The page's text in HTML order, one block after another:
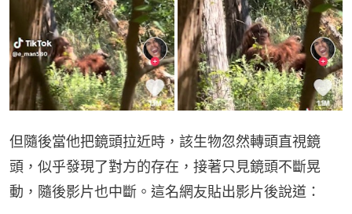
但隨後當他把鏡頭拉近時，該生物忽然轉頭直視鏡
頭，似乎發現了對方的存在，接著只見鏡頭不斷晃
動，隨後影片也中斷。這名網友貼出影片後說道：